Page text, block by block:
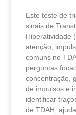
Este teste de
sinais de
Hiperatividade
atenção,
comuns no
perguntas
concentração,
de impulsos e
identificar
de TDAH,